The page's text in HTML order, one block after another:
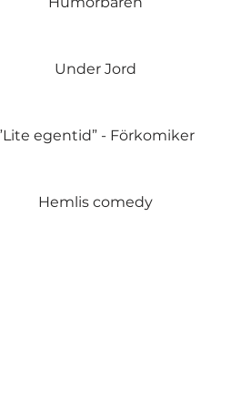
Under Jord
egentid” - Förkomiker
Hemlis comedy